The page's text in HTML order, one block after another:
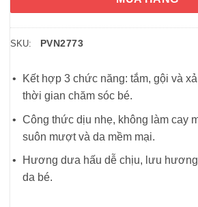
SKU: PVN2773
Kết hợp 3 chức năng: tắm, gội và
thời gian chăm sóc bé.
Công thức dịu nhẹ, không làm cay
suôn mượt và da mềm mại.
Hương dưa hấu dễ chịu, lưu hương
da bé.